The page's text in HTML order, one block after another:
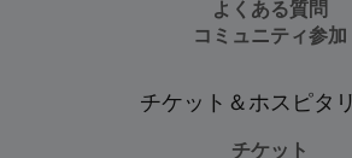
よくある質問
コミュニティ参加
チケット＆ホスピタ
チケット